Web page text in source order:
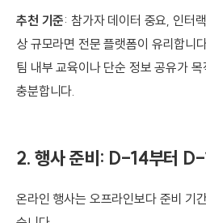
추천 기준: 참가자 데이터 중요, 인터
상 규모라면 전문 플랫폼이 유리합니
팀 내부 교육이나 단순 정보 공유가
충분합니다.
2. 행사 준비: D-14부터 D-
온라인 행사는 오프라인보다 준비 기